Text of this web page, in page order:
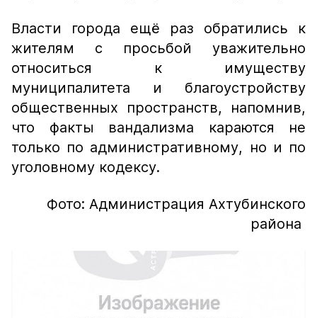
Власти города ещё раз обратились к
жителям с просьбой уважительно
относиться к имуществу
муниципалитета и благоустройству
общественных пространств, напомнив,
что факты вандализма караются не
только по административному, но и по
уголовному кодексу.
Фото: Администрация Ахтубинского
района